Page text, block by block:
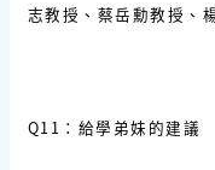
志教授、蔡岳勳教授、
Q11：給學弟妹的建議